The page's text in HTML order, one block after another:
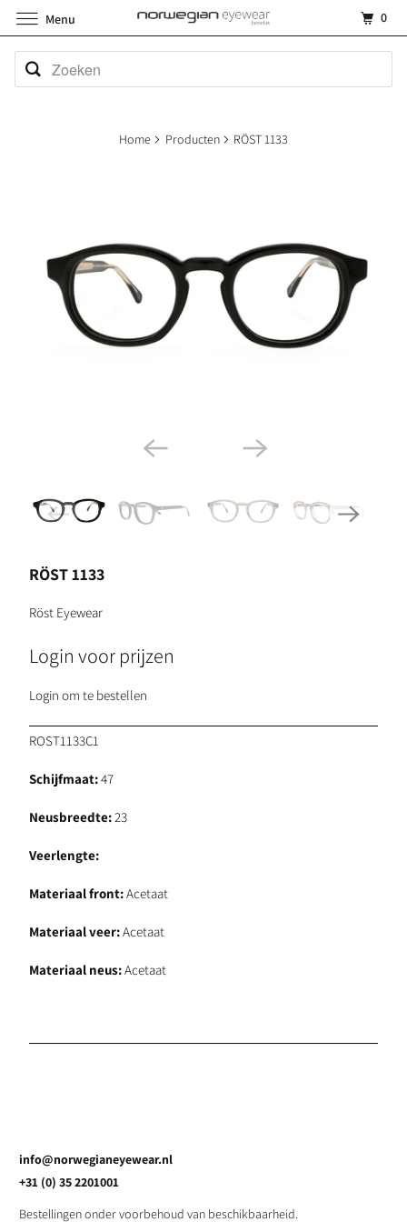
Home Producten RÖST 1133
RÖST 1133
Röst Eyewear
Login voor prijzen
Login om te bestellen
ROST1133C1
Schijfmaat:47
Neusbreedte:23
Veerlengte:
Materiaal front:Acetaat
Materiaal veer:Acetaat
Materiaal neus:Acetaat
info@norwegianeyewear.nl
+31 (0) 35 2201001
Bestellingen onder voorbehoud van beschikbaarheid.
Menu 0